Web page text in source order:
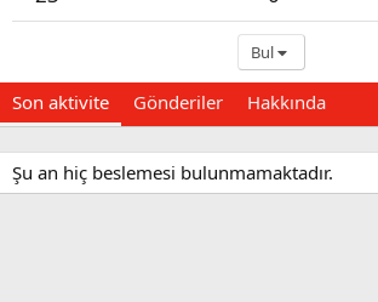
Bul
Son aktivite Gönderiler Hakkında
Şu an hiç beslemesi bulunmamaktadır.